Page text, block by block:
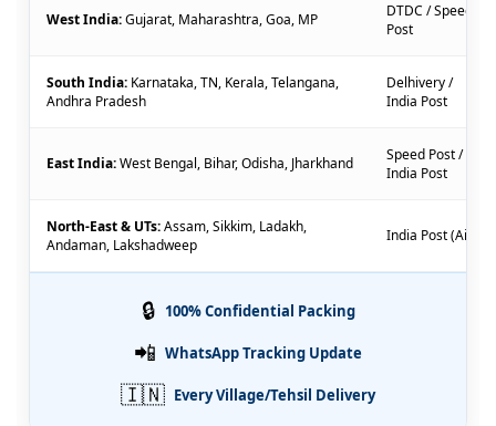
West India:Gujarat, Maharashtra, Goa, MP
DTDC / Speed
Post
South India: Karnataka, TN, Kerala, Telangana,
Andhra Pradesh
Delhivery /
India Post
East India:West Bengal, Bihar, Odisha, Jharkhand
Speed Post /
India Post
North-East & UTs:Assam, Sikkim, Ladakh,
Andaman, Lakshadweep
India Post (Air)
🔒 100% Confidential Packing
📲 WhatsApp Tracking Update
🇮🇳 Every Village/Tehsil Delivery